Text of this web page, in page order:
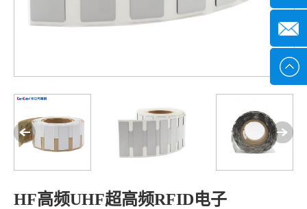
HF高频UHF超高频RFID电子
时